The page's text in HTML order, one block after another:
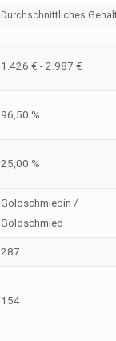
Durchschnittliches Gehalt
1.426 € - 2.987 €
96,50 %
25,00 %
Goldschmiedin /
Goldschmied
287
154